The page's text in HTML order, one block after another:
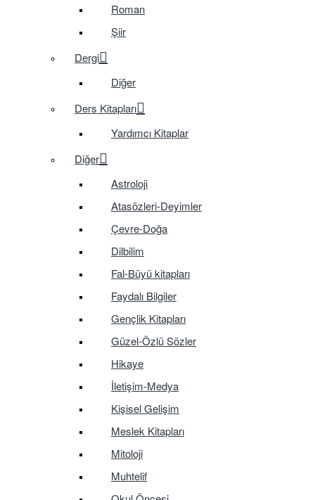
Roman
Şiir
Dergi
Diğer
Ders Kitapları
Yardımcı Kitaplar
Diğer
Astroloji
Atasözleri-Deyimler
Çevre-Doğa
Dilbilim
Fal-Büyü kitapları
Faydalı Bilgiler
Gençlik Kitapları
Güzel-Özlü Sözler
Hikaye
İletişim-Medya
Kişisel Gelişim
Meslek Kitapları
Mitoloji
Muhtelif